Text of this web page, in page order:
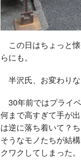
この日はちょっと
らにも。
半沢氏、お変わり
30年前ではプライ
何まで高すぎて手が
は逆に落ち着いて？
そうなモノたちが結
クワクしてしまった。